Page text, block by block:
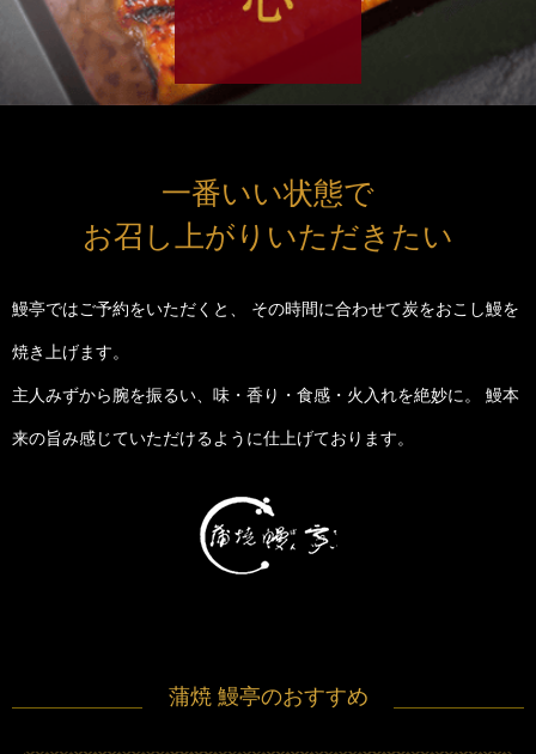
一番いい状態で
お召し上がりいただきたい
鰻亭ではご予約をいただくと、 その時間に合わせて炭をおこし鰻を
焼き上げます。
主人みずから腕を振るい、味・香り・食感・火入れを絶妙に。 鰻本
来の旨み感じていただけるように仕上げております。
蒲焼 鰻亭のおすすめ